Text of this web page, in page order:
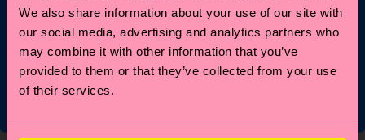
We also share information about your use of our site with
our social media, advertising and analytics partners who
may combine it with other information that you’ve
provided to them or that they’ve collected from your use
of their services.
oder Sale Produkten kombiniert werden. Mit der Registrierung
akzeptierst du unsereDatenschutzrichtlinien.